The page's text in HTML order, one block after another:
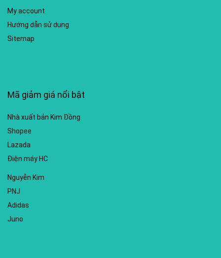
My account
Hướng dẫn sử dụng
Sitemap
Mã giảm giá nổi bật
Nhà xuất bản Kim Đồng
Shopee
Lazada
Điện máy HC
Nguyễn Kim
PNJ
Adidas
Juno